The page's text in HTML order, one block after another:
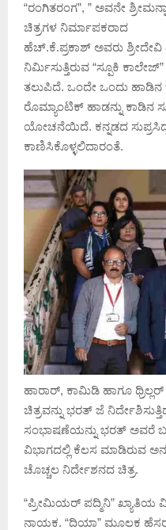
“ರಂಗಿತರಂಗ”, ” ಅವನೇ
ಚಿತ್ರಗಳ ನಿರ್ಮಾಪಕರಾದ
ಹೆಚ್.ಕೆ.ಪ್ರಕಾಶ್ ಅವರು
ನಿರ್ಮಿಸುತ್ತಿರುವ “ಸ್ಪೂಕಿ
ತಲುಪಿದೆ. ಒಂದೇ ಒಂದು
ರೊಮ್ಯಾಂಟಿಕ್ ಹಾಡನ್ನು ಕಾಡಿನ
ಯೋಚನೆಯಿದೆ. ಕನ್ನಡದ
ಕಾಣಿಸಿಕೊಳ್ಳಲಿದಾರಂತೆ.
ಹಾರಾರ್, ಕಾಮಿಡಿ ಹಾಗೂ
ಚಿತ್ರವನ್ನು ಭರತ್ ಜೆ
ಸಂಭಾಷಣೆಯನ್ನು ಭರತ್ ಅವರೆ
ವಿಭಾಗದಲ್ಲಿ ಕೆಲಸ ಮಾಡಿರುವ
ಚೊಚ್ಚಲ ನಿರ್ದೇಶನದ ಚಿತ್ರ.
“ಪ್ರೀಮಿಯರ್ ಪದ್ಮಿನಿ” ಖ್ಯಾತಿಯ
ನಾಯಕ. “ದಿಯಾ” ಮೂಲಕ